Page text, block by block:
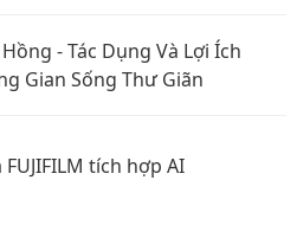
- Tác Dụng Và Lợi Ích
Gian Sống Thư Giãn
tích hợp AI